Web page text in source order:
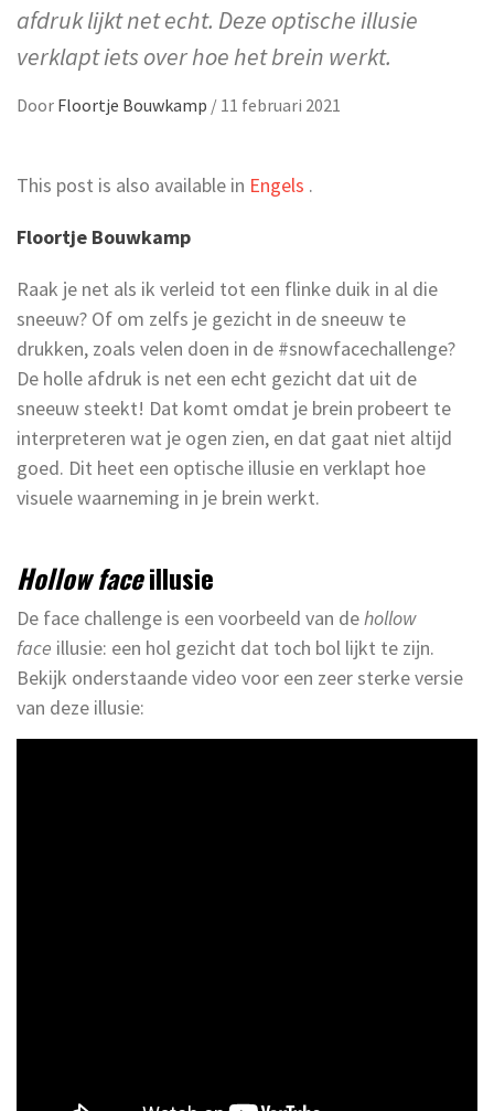
afdruk lijkt net echt. Deze optische illusie
verklapt iets over hoe het brein werkt.
Door Floortje Bouwkamp / 11 februari 2021
This post is also available in Engels .
Floortje Bouwkamp
Raak je net als ik verleid tot een flinke duik in al die
sneeuw? Of om zelfs je gezicht in de sneeuw te
drukken, zoals velen doen in de #snowfacechallenge?
De holle afdruk is net een echt gezicht dat uit de
sneeuw steekt! Dat komt omdat je brein probeert te
interpreteren wat je ogen zien, en dat gaat niet altijd
goed. Dit heet een optische illusie en verklapt hoe
visuele waarneming in je brein werkt.
Hollow faceillusie
De face challenge is een voorbeeld van dehollow
face illusie: een hol gezicht dat toch bol lijkt te zijn.
Bekijk onderstaande video voor een zeer sterke versie
van deze illusie: